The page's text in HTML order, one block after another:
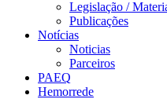
Legislação /
Publicações
Notícias
Noticias
Parceiros
PAEQ
Hemorrede